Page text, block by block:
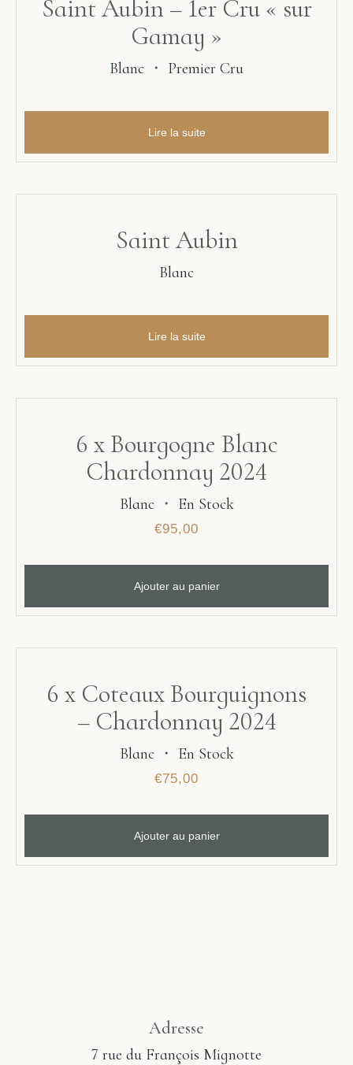
Saint Aubin – 1er Cru « sur
Gamay »
Blanc ・ Premier Cru
Lire la suite
Saint Aubin
Blanc
Lire la suite
6 x Bourgogne Blanc
Chardonnay 2024
Blanc・ En Stock
€95,00
Ajouter au panier
6 x Coteaux Bourguignons
– Chardonnay 2024
Blanc・ En Stock
€75,00
Ajouter au panier
Adresse
7 rue du François Mignotte